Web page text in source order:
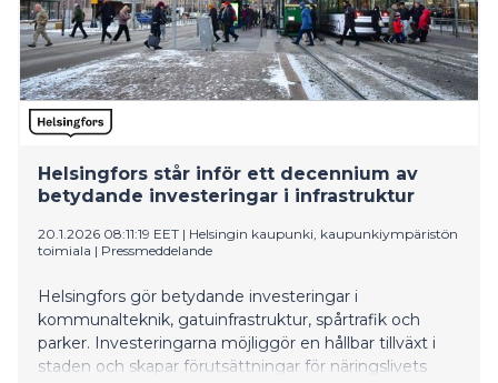
Helsingfors står inför ett decennium av
betydande investeringar i infrastruktur
20.1.2026 08:11:19 EET | Helsingin kaupunki, kaupunkiympäristön
toimiala | Pressmeddelande
Helsingfors gör betydande investeringar i
kommunalteknik, gatuinfrastruktur, spårtrafik och
parker. Investeringarna möjliggör en hållbar tillväxt i
staden och skapar förutsättningar för näringslivets